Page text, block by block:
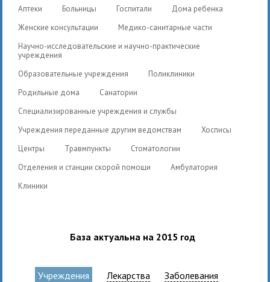
Аптеки
Больницы Госпитали
Дома ребенка
Женские консультации
Медико-санитарные части
Научно-исследовательские и научно-практические
учреждения
Образовательные учреждения
Поликлиники
Родильные дома
Санатории
Специализированные учреждения и службы
Учреждения переданные другим ведомствам
Хосписы
Центры
Травмпункты
Стоматологии
Отделения и станции скорой помощи
Амбулатория
Клиники
База актуальна на 2015 год
Учреждения Лекарства Заболевания